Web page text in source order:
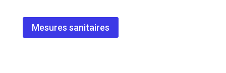
Mesures sanitaires